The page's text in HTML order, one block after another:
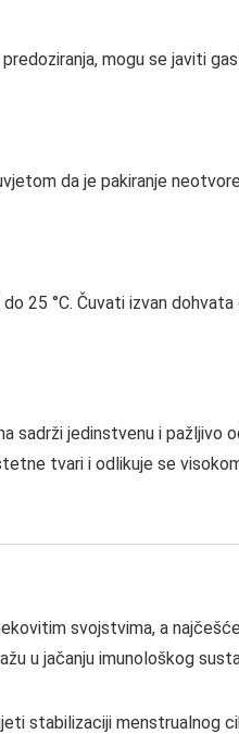
mogu se javiti
da je pakiranje
25 °C. Čuvati izvan dohvata
sadrži jedinstvenu i
tvari i odlikuje se
svojstvima, a
u jačanju imunološkog
stabilizaciji menstrualnog